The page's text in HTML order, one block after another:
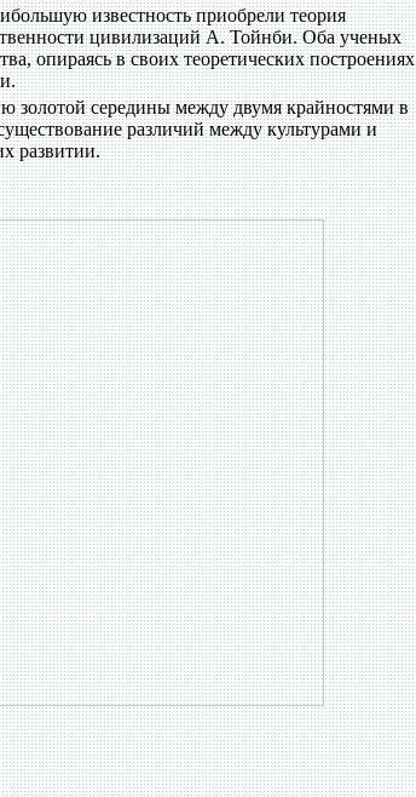
известность приобрели теория
цивилизаций А. Тойнби. Оба ученых
опираясь в своих теоретических построениях
золотой середины между двумя крайностями в
различий между культурами и
развитии.